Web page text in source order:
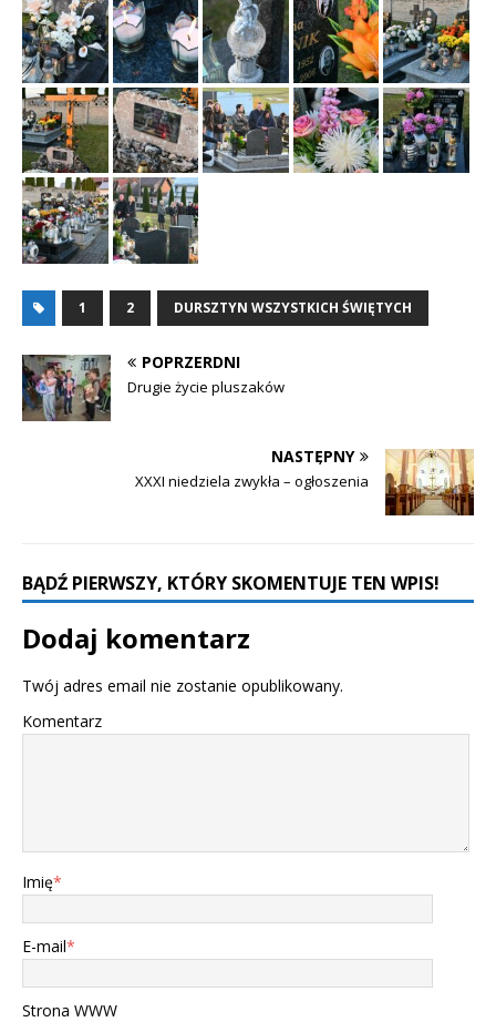
1 2 DURSZTYN WSZYSTKICH ŚWIĘTYCH
POPRZERDNI
Drugie życie pluszaków
NASTĘPNY
XXXI niedziela zwykła – ogłoszenia
BĄDŹ PIERWSZY, KTÓRY SKOMENTUJE TEN WPIS!
Dodaj komentarz
Twój adres email nie zostanie opublikowany.
Komentarz
Imię*
E-mail*
Strona WWW